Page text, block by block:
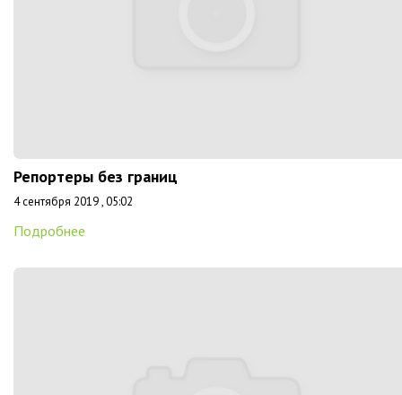
Репортеры без границ
4 сентября 2019 , 05:02
Подробнее